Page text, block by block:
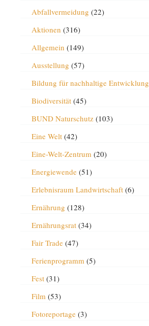
Abfallvermeidung (22)
Aktionen (316)
Allgemein (149)
Ausstellung (57)
Bildung für nachhaltige Entwicklung
Biodiversität(45)
BUND Naturschutz(103)
Eine Welt(42)
Eine-Welt-Zentrum(20)
Energiewende(51)
Erlebnisraum Landwirtschaft(6)
Ernährung (128)
Ernährungsrat(34)
Fair Trade(47)
Ferienprogramm(5)
Fest(31)
Film(53)
Fotoreportage(3)